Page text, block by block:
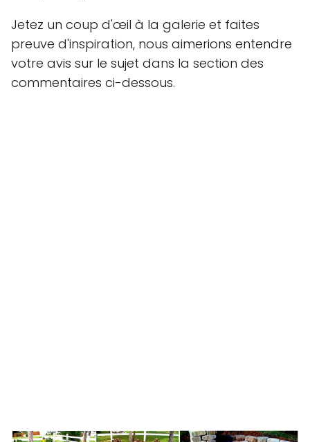
Jetez un coup d'œil à la galerie et faites
preuve d'inspiration, nous aimerions entendre
votre avis sur le sujet dans la section des
commentaires ci-dessous.